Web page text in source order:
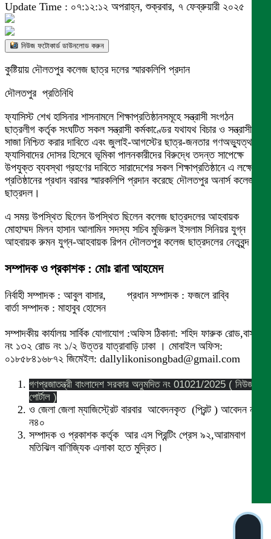
Update Time : ০৭:১২:১২ অপরাহ্ন, শুক্রবার, ৭ ফেব্রুয়ারী ২০২৫
নিউজ ফটোকার্ড ডাউনলোড করুন
কুষ্টিয়ায় দৌলতপুর কলেজ ছাত্র দলের স্মারকলিপি প্রদান
দৌলতপুর প্রতিনিধি
ফ্যাসিস্ট শেখ হাসিনার শাসনামলে শিক্ষাপ্রতিষ্ঠানসমূহে সন্ত্রাসী সংগঠন
ছাত্রলীগ কর্তৃক সংঘটিত সকল সন্ত্রাসী কর্মকাণ্ডের যথাযথ বিচার ও সন্ত্রাসীদের
সাজা নিশ্চিত করার দাবিতে এবং জুলাই-আগস্টের ছাত্র-জনতার গণঅভ্যুত্থানে
ফ্যাসিবাদের দোসর হিসেবে ভূমিকা পালনকারীদের বিরুদ্ধে তদন্ত সাপেক্ষে
উপযুক্ত ব্যবস্থা গ্রহণের দাবিতে সারাদেশের সকল শিক্ষাপ্রতিষ্ঠানে এ লক্ষে
প্রতিষ্ঠানের প্রধান বরাবর স্মারকলিপি প্রদান করেছে দৌলতপুর অনার্স কলেজ
ছাত্রদল।
এ সময় উপস্থিত ছিলেন উপস্থিত ছিলেন কলেজ ছাত্রদলের আহবায়ক
মোহাম্মদ মিলন হাসান আলামিন সদস্য সচিব মুভিরুল ইসলাম সিনিয়র যুগ্ন
আহবায়ক রুমন যুগ্ন-আহবায়ক রিপন দৌলতপুর কলেজ ছাত্রদলের নেতৃবৃন্দ।
সম্পাদক ও প্রকাশক : মোঃ রানা আহমেদ
নির্বাহী সম্পাদক : আবুল বাসার, প্রধান সম্পাদক : ফজলে রাব্বি
বার্তা সম্পাদক : মাহাবুব হোসেন
সম্পাদকীয় কার্যালয় সার্বিক যোগাযোগ :অফিস ঠিকানা: শহিদ ফারুক রোড,বাসা
নং ১৩২ রোড নং ১/২ উত্তর যাত্রাবাড়ি ঢাকা । মোবাইল অফিস:
০১৮৫৮৪১৬৮৭২ জিমেইল: dallylikonisongbad@gmail.com
গণপ্রজাতন্ত্রী বাংলাদেশ সরকার অনুমদিত নং 01021/2025 ( নিউজ
পোর্টাল )
ও জেলা জেলা ম্যাজিস্ট্রেট বারবার আবেদনকৃত (প্রিন্ট ) আবেদন নং
ন৪০
সম্পাদক ও প্রকাশক কর্তৃক আর এস প্রিন্টিং প্রেস ৯২,আরামবাগ
মতিঝিল বাণিজ্যিক এলাকা হতে মুদ্রিত।